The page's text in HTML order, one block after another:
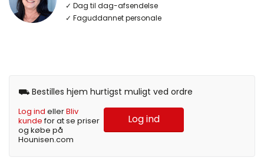
✓ Dag til dag-afsendelse
✓ Faguddannet personale
⛟ Bestilles hjem hurtigst muligt ved ordre
Log ind ellerBliv
kundefor at se priser
og købe på
Hounisen.com
Log ind